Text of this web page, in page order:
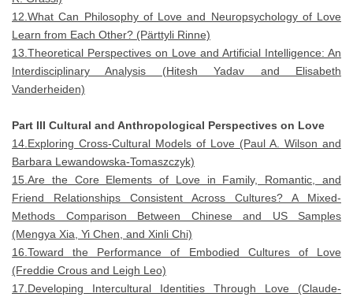
12.What Can Philosophy of Love and Neuropsychology of Love
Learn from Each Other? (Pärttyli Rinne)
13.Theoretical Perspectives on Love and Artificial Intelligence: An
Interdisciplinary Analysis (Hitesh Yadav and Elisabeth
Vanderheiden)
Part III Cultural and Anthropological Perspectives on Love
14.Exploring Cross-Cultural Models of Love (Paul A. Wilson and
Barbara Lewandowska-Tomaszczyk)
15.Are the Core Elements of Love in Family, Romantic, and
Friend Relationships Consistent Across Cultures? A Mixed-
Methods Comparison Between Chinese and US Samples
(Mengya Xia, Yi Chen, and Xinli Chi)
16.Toward the Performance of Embodied Cultures of Love
(Freddie Crous and Leigh Leo)
17.Developing Intercultural Identities Through Love (Claude-